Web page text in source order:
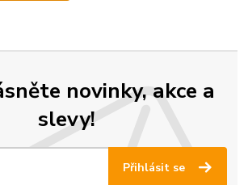
novinky, akce a
slevy!
Přihlásit se